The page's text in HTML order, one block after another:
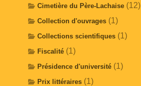
Cimetière du Père-Lachaise (12)
Collection d'ouvrages (1)
Collections scientifiques (1)
Fiscalité (1)
Présidence d'université (1)
Prix littéraires (1)